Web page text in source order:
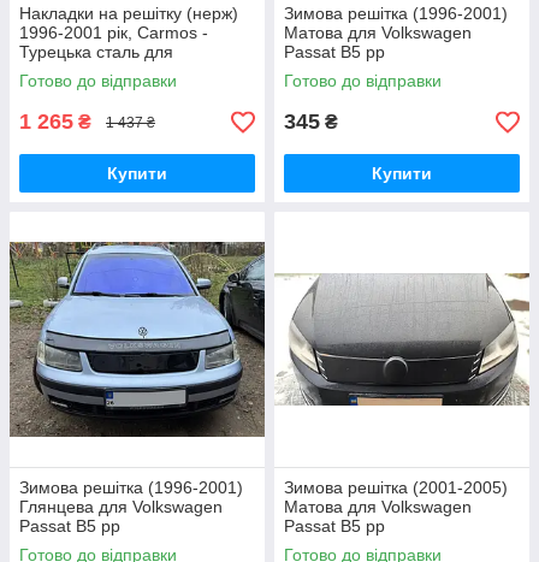
Накладки на решітку (нерж)
1996-2001 рік, Carmos -
Турецька сталь для
Volkswagen Passat B5 рр
Готово до відправки
1 265 ₴ 1 437 ₴
Купити
Зимова решітка (1996-2001)
Матова для Volkswagen
Passat B5 рр
Готово до відправки
345 ₴
Купити
Зимова решітка (1996-2001)
Глянцева для Volkswagen
Passat B5 рр
Готово до відправки
Зимова решітка (2001-2005)
Матова для Volkswagen
Passat B5 рр
Готово до відправки